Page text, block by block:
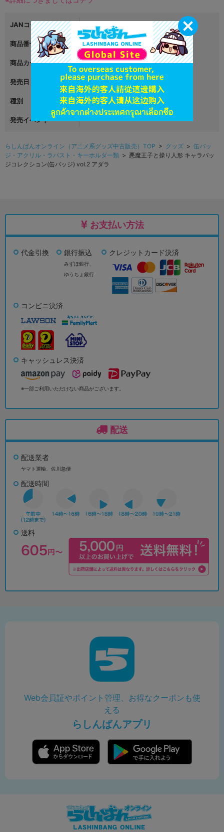
JANコード 4550621113345
商品番号 L05973138
商品カテゴリ グッズ
発売日 2024年07月27日
種別 缶バッジ
発売イベント
らしんばんオンライン（アニメ系グッズ中古販売）TOP > グッズ > 缶バッ
ジ・アクリル・ラバスト・キーホルダー類 > 悪魔王子と操り人形 キャラバッ
ジコレクション(缶バッジ) vol.2 アダラ
お支払い方法
代金引換 銀行振込
みずほ銀行、
ゆうちょ銀行
クレジットカード決済
コンビニ決済
キャッシュレス決済
※一部ご利用いただけない商品がございます。
配送
配送業者
ヤマト運輸、佐川急便
配送時間
送料
Web会員証やポイント管理、お得なクーポンも使
える
らしんばんアプリ